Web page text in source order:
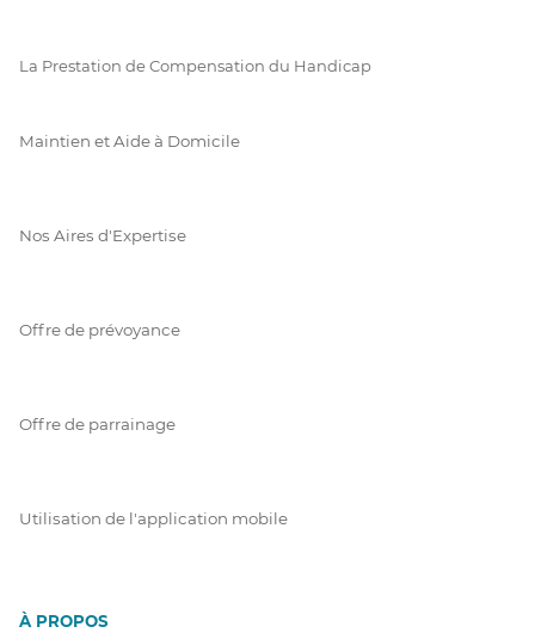
La Prestation de Compensation du Handicap
Maintien et Aide à Domicile
Nos Aires d'Expertise
Offre de prévoyance
Offre de parrainage
Utilisation de l'application mobile
À PROPOS